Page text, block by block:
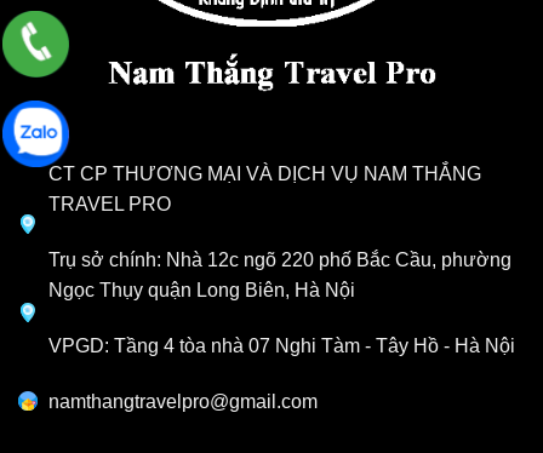
CT CP THƯƠNG MẠI VÀ DỊCH VỤ NAM THẮNG
TRAVEL PRO
Trụ sở chính: Nhà 12c ngõ 220 phố Bắc Cầu, phường
Ngọc Thụy quận Long Biên, Hà Nội
VPGD: Tầng 4 tòa nhà 07 Nghi Tàm - Tây Hồ - Hà Nội
namthangtravelpro@gmail.com